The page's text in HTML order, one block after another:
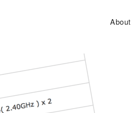
About